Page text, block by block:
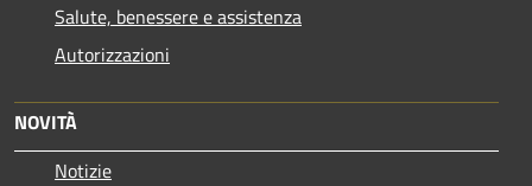
Salute, benessere e assistenza
Autorizzazioni
NOVITÀ
Notizie